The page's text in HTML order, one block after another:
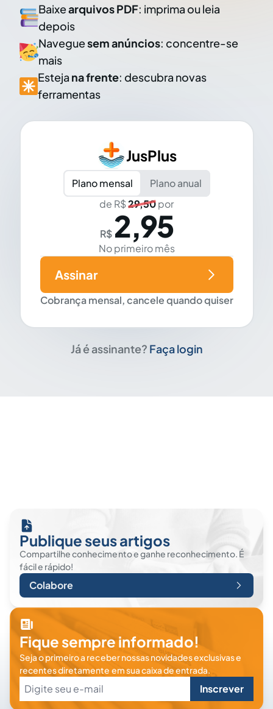
Baixearquivos PDF: imprima ou leia
depois
Naveguesem anúncios: concentre-se
mais
Esteja na frente: descubra novas
ferramentas
JusPlus
Plano mensal
Plano anual
de R$29,50por
R$ 2,95
No primeiro mês
Cobrança mensal, cancele quando quiser
Assinar
Já é assinante? Faça login
Publique seus artigos
Compartilhe conhecimento e ganhe reconhecimento. É
fácil e rápido!
Colabore
Fique sempre informado!
Seja o primeiro a receber nossas novidades exclusivas e
recentes diretamente em sua caixa de entrada.
Inscrever